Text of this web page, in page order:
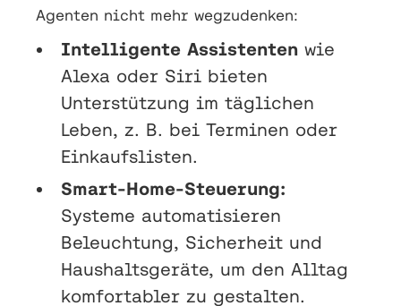
Agenten nicht mehr wegzudenken:
Intelligente Assistenten wie
Alexa oder Siri bieten
Unterstützung im täglichen
Leben, z. B. bei Terminen oder
Einkaufslisten.
Smart-Home-Steuerung:
Systeme automatisieren
Beleuchtung, Sicherheit und
Haushaltsgeräte, um den Alltag
komfortabler zu gestalten.